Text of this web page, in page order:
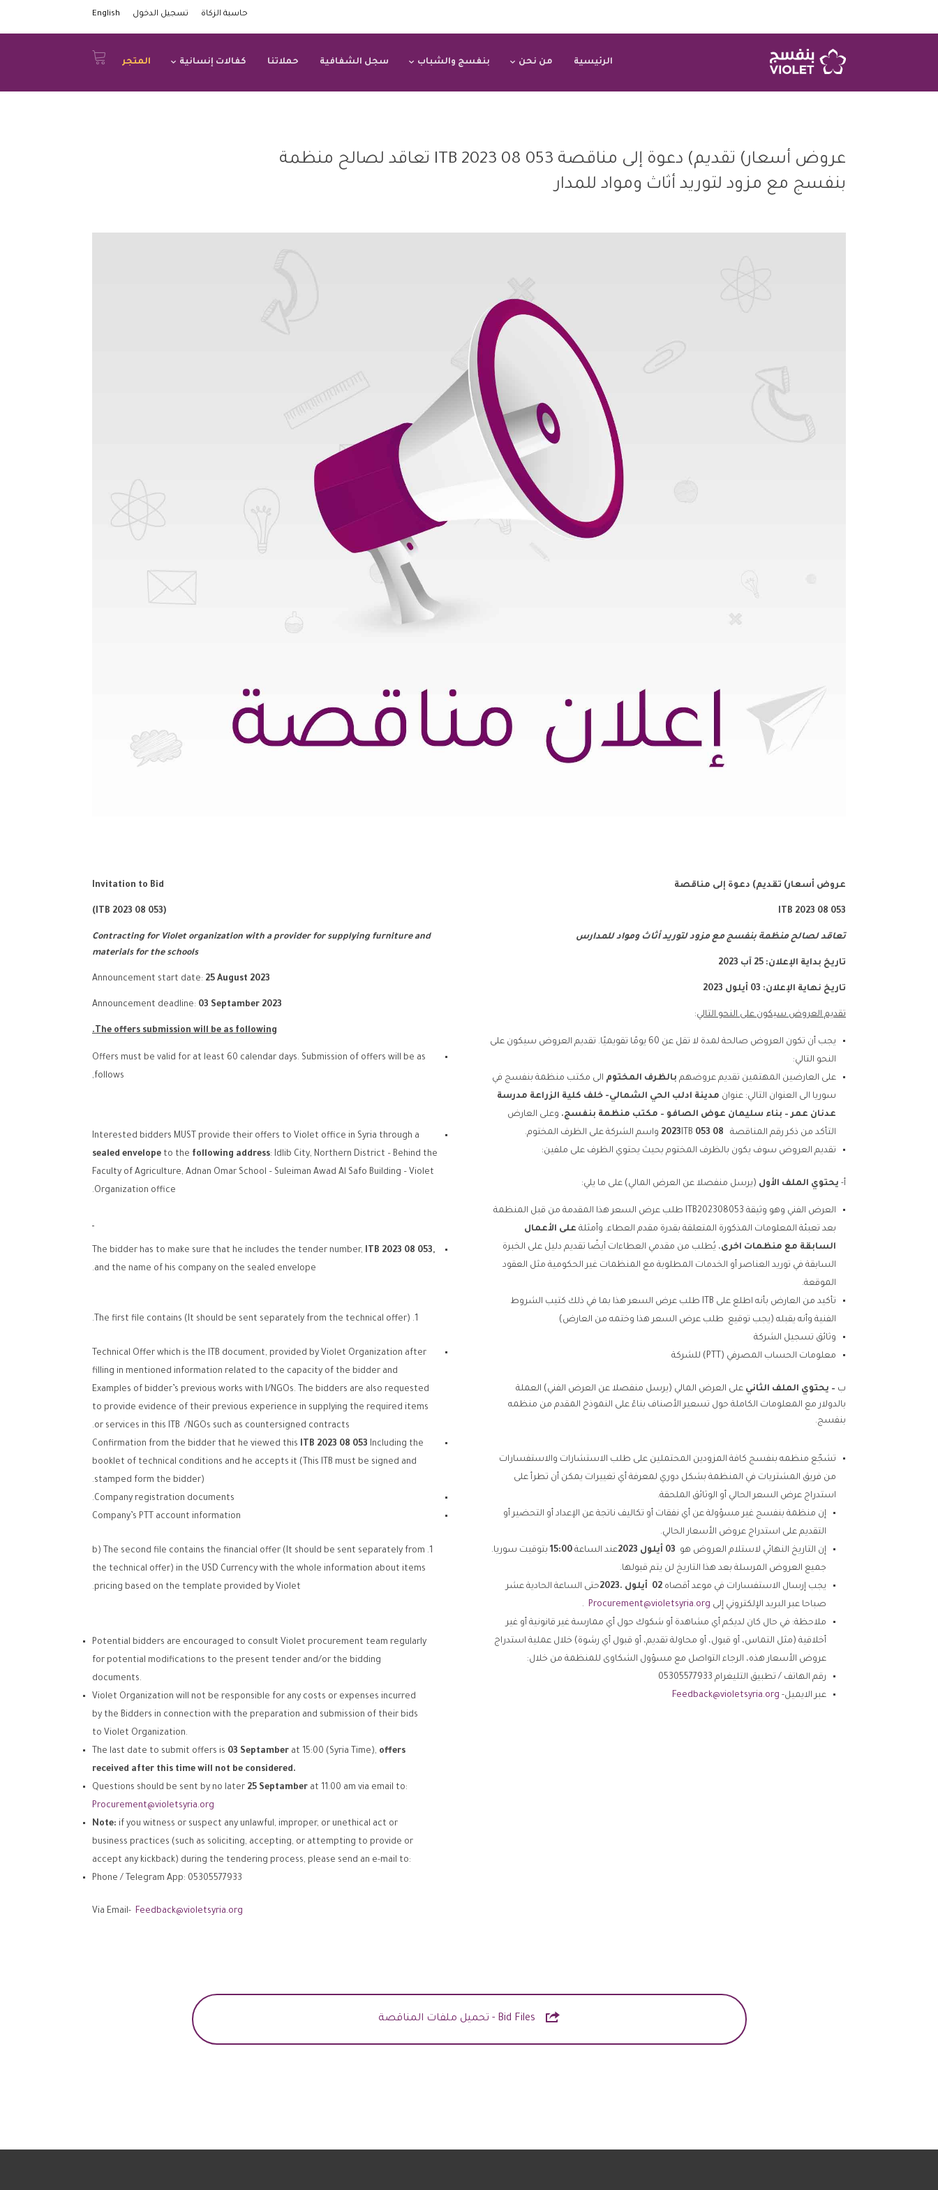
حاسبة الزكاة تسجيل الدخول English
الرئيسية من نحن بنفسج والشباب سجل الشفافية حملاتنا كفالات إنسانية المتجر
عروض أسعار) تقديم) دعوة إلى مناقصة 053 08 2023 ITB تعاقد لصالح منظمة
بنفسج مع مزود لتوريد أثاث ومواد للمدار
عروض أسعار) تقديم) دعوة إلى مناقصة
053 08 2023
ITB
تعاقد لصالح منظمة بنفسج مع مزود لتوريد أثاث ومواد للمدارس
تاريخ بداية الإعلان: 25 آب 2023
تاريخ نهاية الإعلان: 03 أيلول
تقديم العروض سيكون على النحو التالي:
يجب أن تكون العروض صالحة لمدة لا تقل عن 60 يومًا تقويميًا. تقديم العروض سيكون على
النحو التالي:
على العارضين المهتمين تقديم عروضهم بالظرف المختوم الى مكتب منظمة بنفسج في
سوريا الى العنوان التالي: عنوان مدينة ادلب الحي الشمالي- خلف كلية الزراعة مدرسة
عدنان عمر – بناء سليمان عوض الصافو – مكتب منظمة بنفسج. وعلى العارض
التأكد من ذكر رقم المناقصة 08 053
2023ITB واسم الشركة على الظرف المختوم.
تقديم العروض سوف يكون بالظرف المختوم بحيث يحتوي الظرف على ملفين:
أ- يحتوي الملف الأول (يرسل منفصلا عن العرض المالي) على ما يلي:
العرض الفني وهو وثيقة ITB202308053 طلب عرض السعر هذا المقدمة من قبل المنظمة
بعد تعبئة المعلومات المذكورة المتعلقة بقدرة مقدم العطاء. وأمثلة على الأعمال
السابقة مع منظمات اخرى، يُطلب من مقدمي العطاءات أيضًا تقديم دليل على الخبرة
السابقة في توريد العناصر أو الخدمات المطلوبة مع المنظمات غير الحكومية مثل العقود
الموقعة.
تأكيد من العارض بأنه اطلع على ITB طلب عرض السعر هذا بما في ذلك كتيب الشروط
الفنية وأنه يقبله (يجب توقيع طلب عرض السعر هذا وختمه من العارض)
وثائق تسجيل الشركة
معلومات الحساب المصرفي (PTT) للشركة
ب – يحتوي الملف الثاني على العرض المالي (يرسل منفصلا عن العرض الفني) العملة
بالدولار مع المعلومات الكاملة حول تسعير الأصناف بناءً على النموذج المقدم من منظمه
بنفسج.
تشجّع منظمه بنفسج كافة المزودين المحتملين على طلب الاستشارات والاستفسارات
من فريق المشتريات في المنظمة بشكل دوري لمعرفة أي تغييرات يمكن أن تطرأ على
استدراج عرض السعر الحالي أو الوثائق الملحقة.
إن منظمة بنفسج غير مسؤولة عن أي نفقات أو تكاليف ناتجة عن الإعداد أو التحضير أو
التقديم على استدراج عروض الأسعار الحالي.
إن التاريخ النهائي لاستلام العروض هو
أيلول 2023عند الساعة 15:00 بتوقيت سوريا.
جميع العروض المرسلة بعد هذا التاريخ لن يتم قبولها.
يجب إرسال الاستفسارات في موعد أقصاه 02 أيلول .2023
حتى الساعة الحادية عشر
صباحا عبر البريد الإلكتروني إلى Procurement@violetsyria.org
.
ملاحظة: في حال كان لديكم أي مشاهدة أو شكوك حول أي ممارسة غير قانونية أو غير
أخلاقية (مثل التماس، أو قبول، أو محاولة تقديم، أو قبول أي رشوة) خلال عملية استدراج
عروض الأسعار هذه، الرجاء التواصل مع مسؤول الشكاوى للمنظمة من خلال:
رقم الهاتف / تطبيق التليغرام 05305577933
عبر الايميل- Feedback@violetsyria.org
Invitation to Bid
(
ITB 2023 08 053
)
Contracting for Violet organization with a provider for supplying furniture and
materials for the schools
Announcement start date: 25 August 2023
Announcement deadline: 03 Septamber 2023
The offers submission will be as following.
Offers must be valid for at least 60 calendar days. Submission of offers will be as
follows,
Interested bidders MUST provide their offers to Violet office in Syria through a
sealed envelope to the following address: Idlib City, Northern District – Behind the
Faculty of Agriculture, Adnan Omar School – Suleiman Awad Al Safo Building – Violet
Organization office.
The bidder has to make sure that he includes the tender number, ITB 2023 08 053,
and the name of his company on the sealed envelope.
The first file contains (It should be sent separately from the technical offer).
Technical Offer which is the ITB document, provided by Violet Organization after
filling in mentioned information related to the capacity of the bidder and
Examples of bidder’s previous works with I/NGOs. The bidders are also requested
to provide evidence of their previous experience in supplying the required items
or services in this ITB /NGOs such as countersigned contracts.
Confirmation from the bidder that he viewed this ITB 2023 08 053 Including the
booklet of technical conditions and he accepts it (This ITB must be signed and
stamped form the bidder).
Company registration documents.
Company’s PTT account information
b) The second file contains the financial offer (It should be sent separately from
the technical offer) in the USD Currency with the whole information about items
pricing based on the template provided by Violet.
Potential bidders are encouraged to consult Violet procurement team regularly
for potential modifications to the present tender and/or the bidding
documents.
Violet Organization will not be responsible for any costs or expenses incurred
by the Bidders in connection with the preparation and submission of their bids
to Violet Organization.
The last date to submit offers is 03 Septamber at 15:00 (Syria Time), offers
received after this time will not be considered.
Questions should be sent by no later 25 Septamber at 11:00 am via email to:
Procurement@violetsyria.org
Note: if you witness or suspect any unlawful, improper, or unethical act or
business practices (such as soliciting, accepting, or attempting to provide or
accept any kickback) during the tendering process, please send an e-mail to:
Phone / Telegram App: 05305577933
Via Email- Feedback@violetsyria.org
 Bid Files - تحميل ملفات المناقصة